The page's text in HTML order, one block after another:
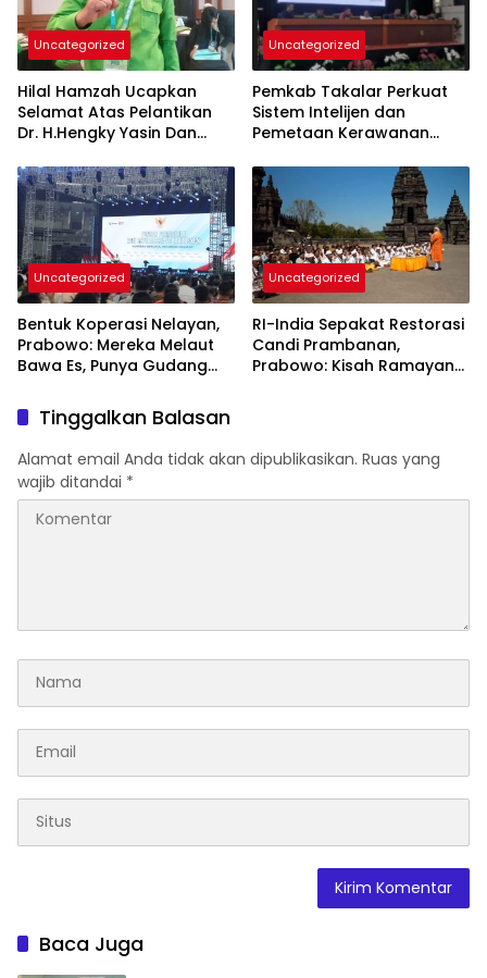
Uncategorized
Hilal Hamzah Ucapkan
Selamat Atas Pelantikan
Dr. H.Hengky Yasin Dan
DPC PKB Takalar dan Ketua
DPW PB Prov- Sulsel
Uncategorized
Pemkab Takalar Perkuat
Sistem Intelijen dan
Pemetaan Kerawanan
Uncategorized
Bentuk Koperasi Nelayan,
Prabowo: Mereka Melaut
Bawa Es, Punya Gudang
Uncategorized
RI-India Sepakat Restorasi
Candi Prambanan,
Prabowo: Kisah Ramayana
Tinggalkan Balasan
Alamat email Anda tidak akan dipublikasikan. Ruas yang
wajib ditandai *
Baca Juga